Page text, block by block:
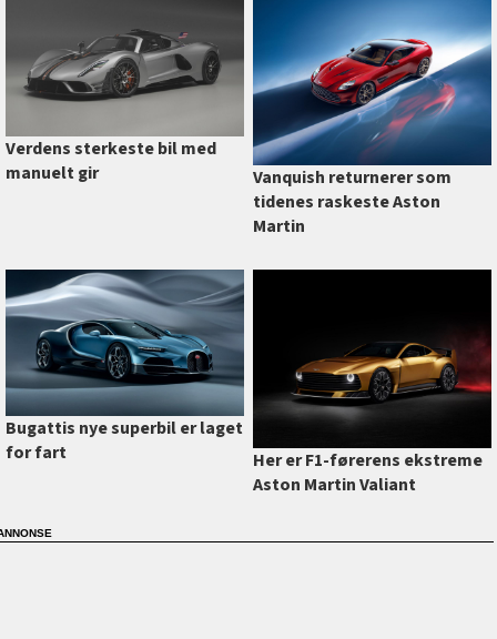
Verdens sterkeste bil med
manuelt gir
Vanquish returnerer som
tidenes raskeste Aston
Martin
Bugattis nye superbil er laget
for fart
Her er F1-førerens ekstreme
Aston Martin Valiant